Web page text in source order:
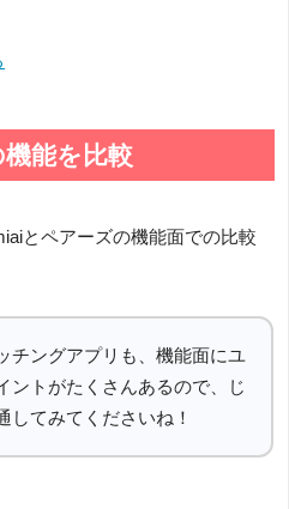
能を比較
とペアーズの機能面での比較
チングアプリも、機能面にユ
ントがたくさんあるので、じ
してみてくださいね！